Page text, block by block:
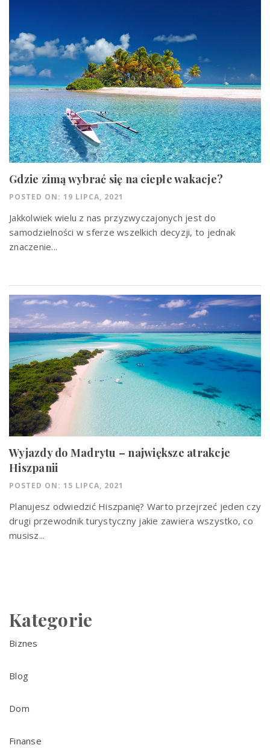
Gdzie zimą wybrać się na ciepłe wakacje?
POSTED ON: 19 LIPCA, 2021
Jakkolwiek wielu z nas przyzwyczajonych jest do
samodzielności w sferze wszelkich decyzji, to jednak
znaczenie...
Wyjazdy do Madrytu – największe atrakcje
Hiszpanii
POSTED ON: 15 LIPCA, 2021
Planujesz odwiedzić Hiszpanię? Warto przejrzeć jeden czy
drugi przewodnik turystyczny jakie zawiera wszystko, co
musisz...
Kategorie
Biznes
Blog
Dom
Finanse